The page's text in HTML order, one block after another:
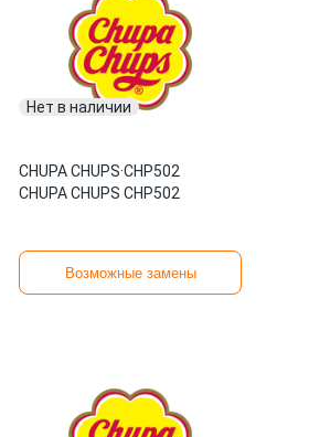
Нет в наличии
CHUPA CHUPS·CHP502
CHUPA CHUPS CHP502
Возможные замены